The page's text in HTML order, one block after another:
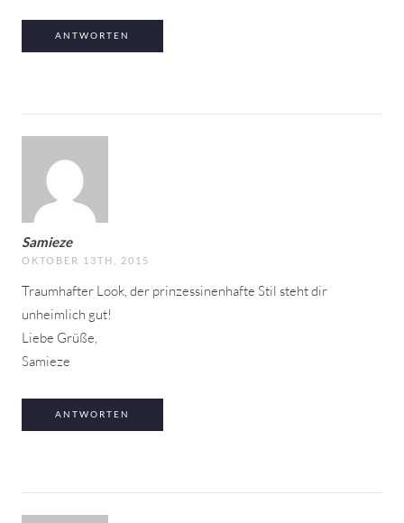
ANTWORTEN
Samieze
OKTOBER 13TH, 2015
Traumhafter Look, der prinzessinenhafte Stil steht dir
unheimlich gut!
Liebe Grüße,
Samieze
ANTWORTEN